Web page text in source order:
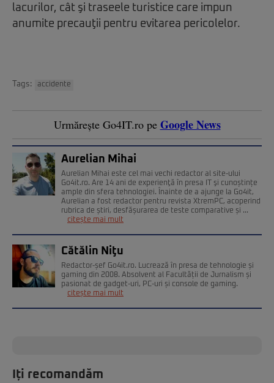
lacurilor, cât şi traseele turistice care impun
anumite precauţii pentru evitarea pericolelor.
Tags: accidente
Urmărește Go4IT.ro pe Google News
Aurelian Mihai
Aurelian Mihai este cel mai vechi redactor al site-ului
Go4it.ro. Are 14 ani de experienţă în presa IT şi cunoștințe
ample din sfera tehnologiei. Înainte de a ajunge la Go4it,
Aurelian a fost redactor pentru revista XtremPC, acoperind
rubrica de știri, desfășurarea de teste comparative și ...
citește mai mult
Cătălin Niţu
Redactor-șef Go4it.ro. Lucrează în presa de tehnologie și
gaming din 2008. Absolvent al Facultății de Jurnalism și
pasionat de gadget-uri, PC-uri și console de gaming.
citește mai mult
Iți recomandăm